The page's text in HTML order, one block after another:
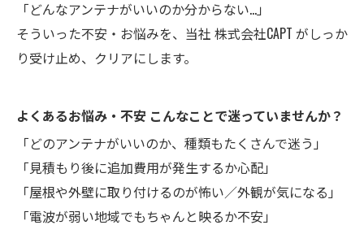
「どんなアンテナがいいのか分からない…」
そういった不安・お悩みを、当社 株式会社CAPT がしっか
り受け止め、クリアにします。
よくあるお悩み・不安 こんなことで迷っていませんか？
「どのアンテナがいいのか、種類もたくさんで迷う」
「見積もり後に追加費用が発生するか心配」
「屋根や外壁に取り付けるのが怖い／外観が気になる」
「電波が弱い地域でもちゃんと映るか不安」